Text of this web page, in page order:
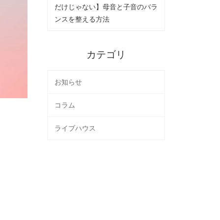
だけじゃない】母音と子音のバラ
ンスを整える方法
カテゴリ
お知らせ
コラム
ライブハウス